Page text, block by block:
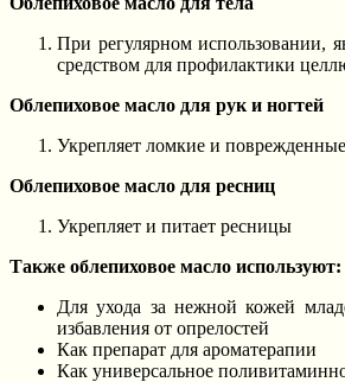
При регулярном использовании,
средством для профилактики
Облепиховое масло для рук и ногтей
Укрепляет ломкие и
Облепиховое масло для ресниц
Укрепляет и питает ресницы
Также облепиховое масло используют:
Для ухода за нежной кожей
избавления от опрелостей
Как препарат для ароматерапии
Как универсальное